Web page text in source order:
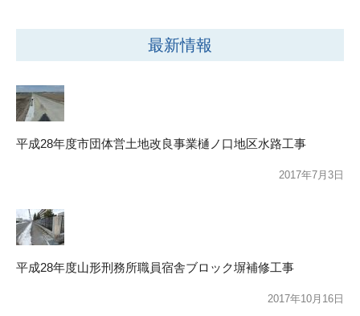
最新情報
平成28年度市団体営土地改良事業樋ノ口地区水路工事
2017年7月3日
平成28年度山形刑務所職員宿舎ブロック塀補修工事
2017年10月16日